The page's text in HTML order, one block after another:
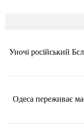
Уночі російський
Одеса переживає